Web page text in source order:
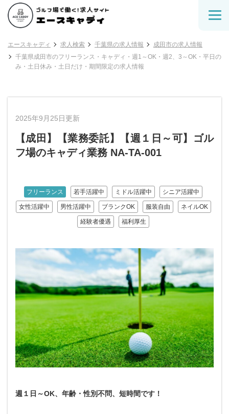
エースキャディ 求人検索 千葉県の求人情報
成田市の求人情報
千葉県成田市のフリーランス・キャディ・週1～OK・週2、3～OK・平日の
み・土日休み・土日だけ・期間限定の求人情報
2025年9月25日更新
【成田】【業務委託】【週１日～可】ゴル
フ場のキャディ業務 NA-TA-001
フリーランス 若手活躍中 ミドル活躍中 シニア活躍中
女性活躍中 男性活躍中 ブランクOK 服装自由 ネイルOK
経験者優遇 福利厚生
週１日～OK、年齢・性別不問、短時間です！